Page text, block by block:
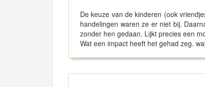
De keuze van de kinderen (ook
handelingen waren ze er niet bij.
zonder hen gedaan. Lijkt precies een
Wat een impact heeft het gehad zeg.